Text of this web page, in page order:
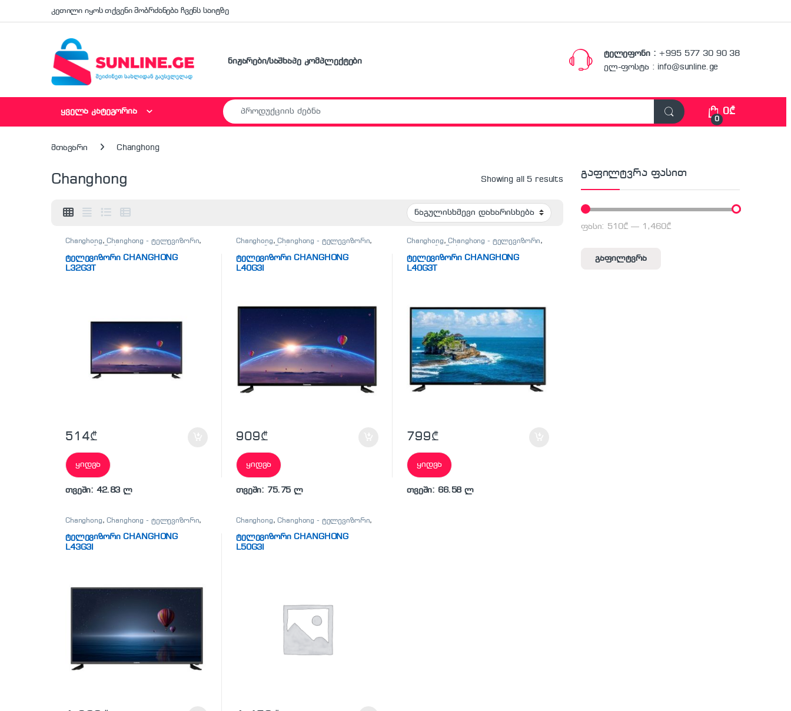
კეთილი იყოს თქვენი მობრძანება ჩვენს საიტზე
ნიჟარები/საშხაპე კომპლექტები
ტელეფონი : +995 577 30 90 38
ელ-ფოსტა : info@sunline.ge
ყველა კატეგორია
Search for:
0
0₾
მთავარი Changhong
Changhong Showing all 5 results
Changhong,Changhong - ტელევიზორი,
ტელევიზორი CHANGHONG
L32G3T
514₾
ყიდვა
თვეში: 42.83 ლ
Changhong,Changhong - ტელევიზორი,
ტელევიზორი CHANGHONG
L40G3I
909₾
ყიდვა
თვეში: 75.75 ლ
Changhong,Changhong - ტელევიზორი,
ტელევიზორი CHANGHONG
L40G3T
799₾
ყიდვა
თვეში: 66.58 ლ
Changhong,Changhong - ტელევიზორი,
ტელევიზორი CHANGHONG
L43G3I
Changhong,Changhong - ტელევიზორი,
ტელევიზორი CHANGHONG
L50G3I
გაფილტვრა ფასით
მინიმალური ფასი
მაქსიმალური ფასი
გაფილტვრა
ფასი: 510₾ — 1,460₾